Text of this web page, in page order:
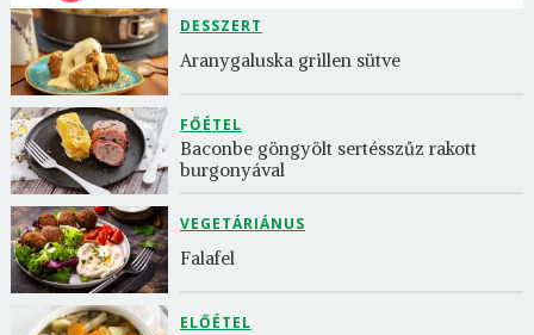
DESSZERT
Aranygaluska grillen sütve
FŐÉTEL
Baconbe göngyölt sertésszűz rakott
burgonyával
VEGETÁRIÁNUS
Falafel
ELŐÉTEL